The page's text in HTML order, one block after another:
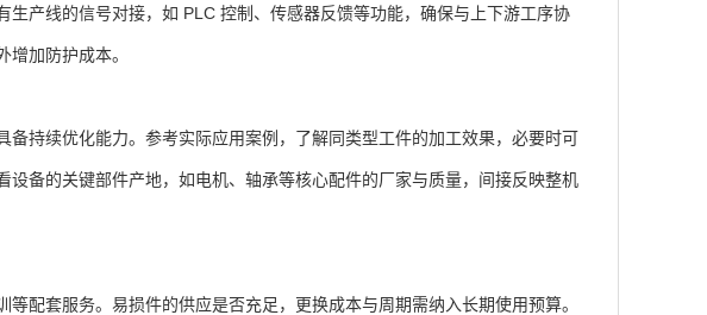
产线的信号对接，如 PLC 控制、传感器反馈等功能，确保与上下游工序协
加防护成本。
持续优化能力。参考实际应用案例，了解同类型工件的加工效果，必要时可
备的关键部件产地，如电机、轴承等核心配件的厂家与质量，间接反映整机
套服务。易损件的供应是否充足，更换成本与周期需纳入长期使用预算。